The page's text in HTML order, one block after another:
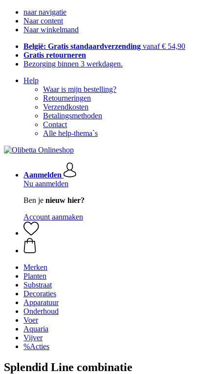
naar navigatie
Naar content
Naar winkelmand
België: Gratis standaardverzending vanaf € 54,90
Gratis retourneren
Bezorging binnen 3 werkdagen.
Help
Waar is mijn bestelling?
Retourneringen
Verzendkosten
Betalingsmethoden
Contact
Alle help-thema`s
Aanmelden
Nu aanmelden
Ben je nieuw hier?
Account aanmaken
Merken
Planten
Substraat
Decoraties
Apparatuur
Onderhoud
Voer
Aquaria
Vijver
%Acties
Splendid Line combinatie